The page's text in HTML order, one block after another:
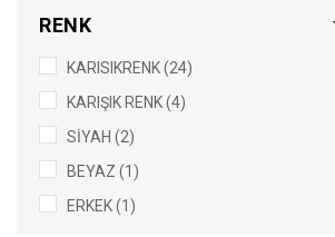
RENK
KARISIKRENK (24)
KARIŞIK RENK (4)
SİYAH (2)
BEYAZ (1)
ERKEK (1)